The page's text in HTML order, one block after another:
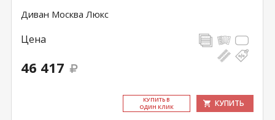
Диван Москва Люкс
Цена
46 417
КУ­ПИТЬ В
ОДИН КЛИК
КУПИТЬ